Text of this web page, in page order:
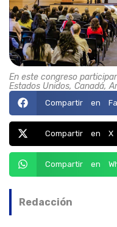
En este congreso
Estados Unidos, Canadá,
Compartir en
Compartir en X
Compartir en
Redacción